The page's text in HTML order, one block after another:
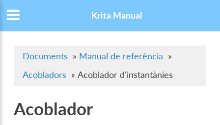
Krita Manual
Documents » Manual de referència »
Acobladors » Acoblador d'instantànies
Acoblador